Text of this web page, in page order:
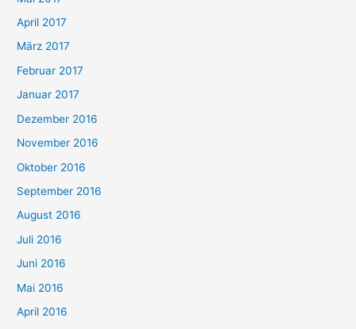
April 2017
März 2017
Februar 2017
Januar 2017
Dezember 2016
November 2016
Oktober 2016
September 2016
August 2016
Juli 2016
Juni 2016
Mai 2016
April 2016